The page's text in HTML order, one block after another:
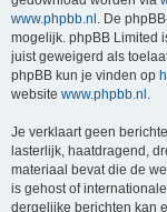
www.phpbb.nl . De
mogelijk. phpBB Limited
juist geweigerd als
phpBB kun je vinden op
website www.phpbb.nl .
Je verklaart geen
lasterlijk, haatdragend,
materiaal bevat die de
is gehost of
dergelijke berichten kan